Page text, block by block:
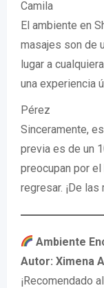
Camila
El ambiente en
masajes son de
lugar a
una experiencia
Pérez
Sinceramente,
previa es de un
preocupan por
regresar. ¡De
Ambiente
Autor: Ximena
¡Recomendado